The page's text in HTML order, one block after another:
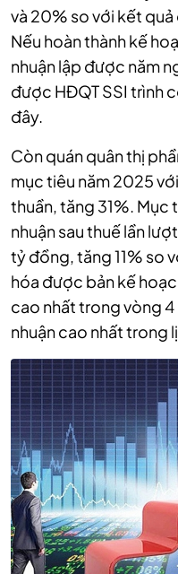
và 20% so với kết
Nếu hoàn thành kế
nhuận lập được năm
được HĐQT SSI trình
đây.
Còn quán quân thị
mục tiêu năm 2025
thuần, tăng 31%. Mục
nhuận sau thuế lần
tỷ đồng, tăng 11% so
hóa được bản kế
cao nhất trong vòng
nhuận cao nhất trong